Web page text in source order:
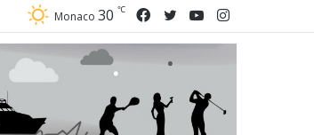
Instagram
YouTube
Twitter
Facebook
Monaco 30 ℃